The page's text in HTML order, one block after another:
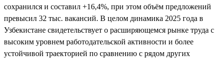
сохранился и составил +16,4%, при этом объём предложений
превысил 32 тыс. вакансий. В целом динамика 2025 года в
Узбекистане свидетельствует о расширяющемся рынке труда с
высоким уровнем работодательской активности и более
устойчивой траекторией по сравнению с рядом других